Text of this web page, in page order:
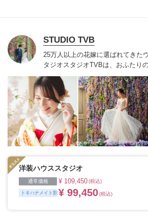
STUDIO TVB
25万人以上の花嫁に選ばれてきた
タジオスタジオTVBは、おふたり
添える“最高のウェディングフォト
いただきます。1枚の写真のチカラ
洋装ハウススタジオ
通常価格 ¥ 109,450(税込)
トキハナメイト割 ¥ 99,450(税込)